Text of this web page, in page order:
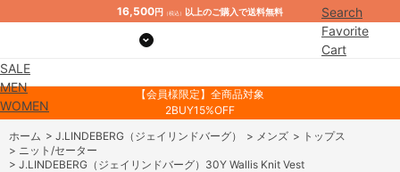
16,500円 （税込） 以上のご購入で送料無料
Search
Favorite
Cart
SALE
MEN
WOMEN
【会員様限定】全商品対象
2BUY15%OFF
ホーム > J.LINDEBERG（ジェイリンドバーグ） > メンズ > トップス
> ニット/セーター
> J.LINDEBERG（ジェイリンドバーグ）30Y Wallis Knit Vest